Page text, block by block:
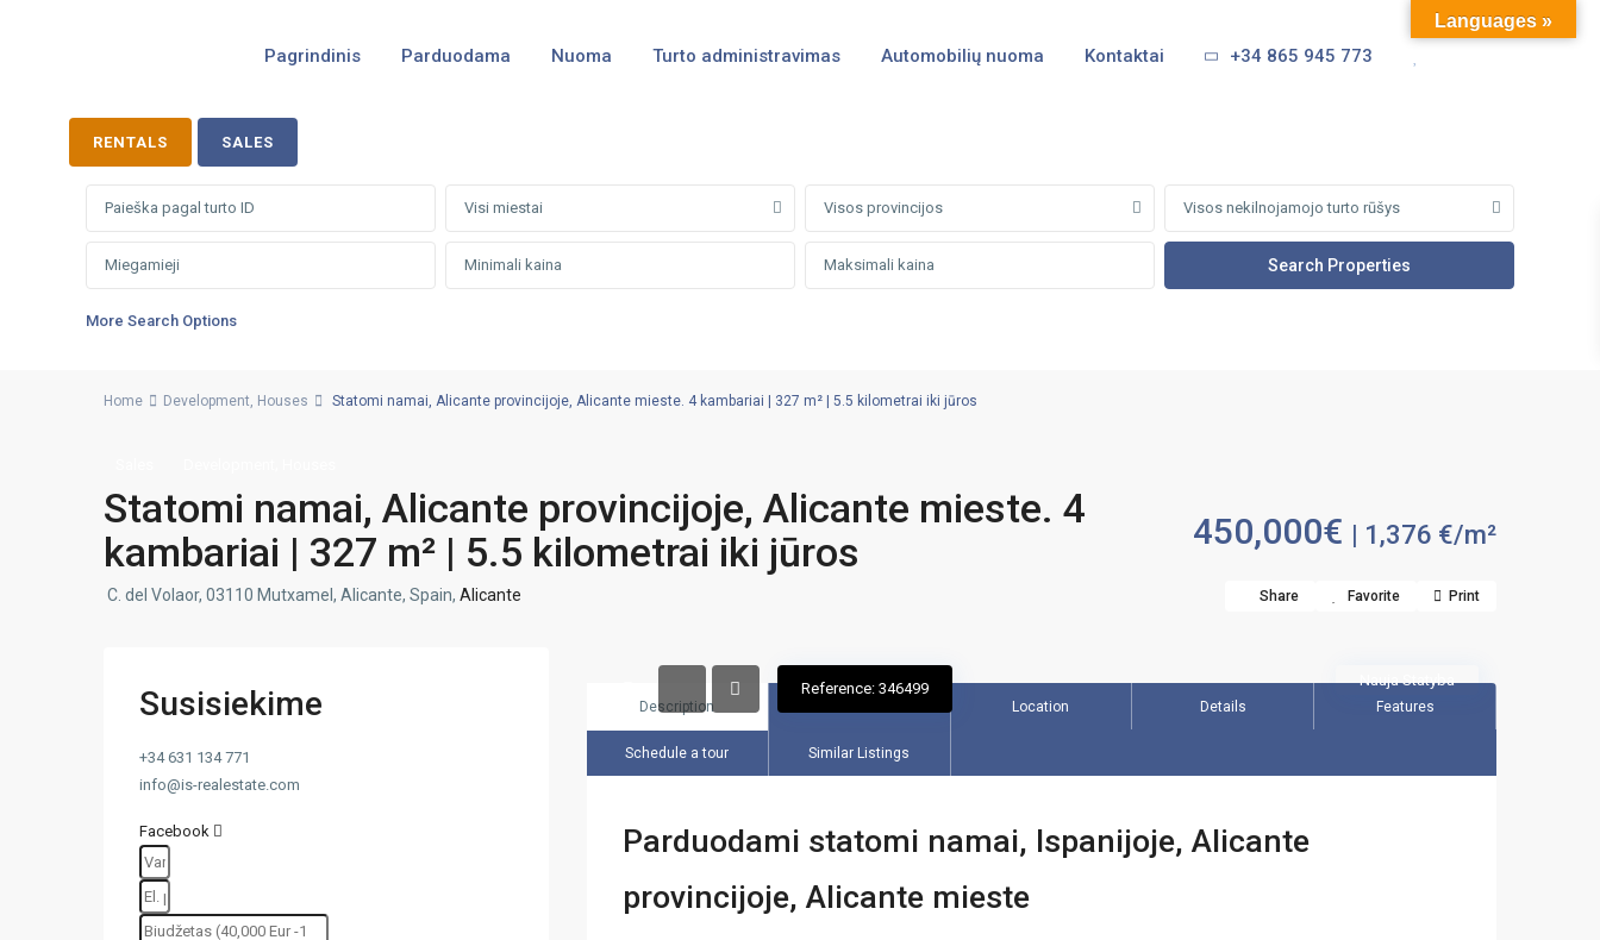
Pagrindinis Parduodama Nuoma Turto administravimas Automobilių nuoma Kontaktai +34 865 945 773
RENTALS SALES
Visi miestai Visos provincijos Visos nekilnojamojo turto rūšys
More Search Options
Home Development, Houses Statomi namai, Alicante provincijoje, Alicante mieste. 4 kambariai | 327 m² | 5.5 kilometrai iki jūros
Statomi namai, Alicante provincijoje, Alicante mieste. 4
kambariai | 327 m² | 5.5 kilometrai iki jūros
450,000€ | 1,376 €/m²
C. del Volaor, 03110 Mutxamel, Alicante, Spain, Alicante Share Favorite Print
Nauja Statyba
Reference: 346499
Description Location Details Features
Schedule a tour Similar Listings
Parduodami statomi namai, Ispanijoje, Alicante
provincijoje, Alicante mieste
Susisiekime
+34 631 134 771
info@is-realestate.com
Facebook
Languages »